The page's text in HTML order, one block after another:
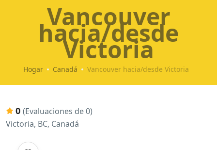
Vancouver
hacia/desde
Victoria
Hogar Canadá Vancouver hacia/desde Victoria
0 (Evaluaciones de 0)
Victoria, BC, Canadá